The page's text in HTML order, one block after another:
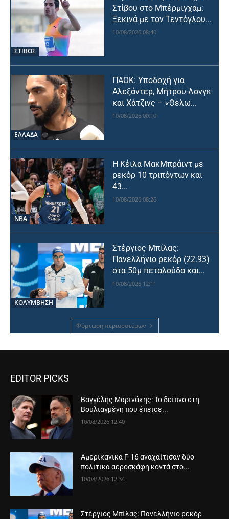
ΣΤΙΒΟΣ
Στίβου στο Μπέρμιγχαμ:
Ξεκινά με τον Τεντόγλου...
10/08/2026 08:40
ΕΛΛΑΔΑ
ΠΑΟΚ: Υποδοχή για
Αλεξάντερ, Μήτρου-Λονγκ
και Χάτζινς – «Θέλω...
10/08/2026 00:10
NBA
Η Κέιλα ΜακΜπράιντ με
ρεκόρ 10 τριπόντων και
43...
10/08/2026 08:26
ΚΟΛΥΜΒΗΣΗ
Στέργιος Μπίλας:
Πανελλήνιο ρεκόρ (22.93)
στα 50μ πεταλούδα και...
10/08/2026 12:11
Φόρτωση περισσοτέρων
EDITOR PICKS
Βαγγέλης Μαρινάκης: Το δείπνο στη
Βουλιαγμένη που έπεισε...
10/08/2026 12:40
Αμερικανικά F-16 αναχαίτισαν δύο
πολιτικά αεροσκάφη κοντά στο...
10/08/2026 12:34
Στέργιος Μπίλας: Πανελλήνιο ρεκόρ